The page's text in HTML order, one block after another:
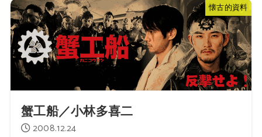
懐古的資料
蟹工船／小林多喜二
2008.12.24